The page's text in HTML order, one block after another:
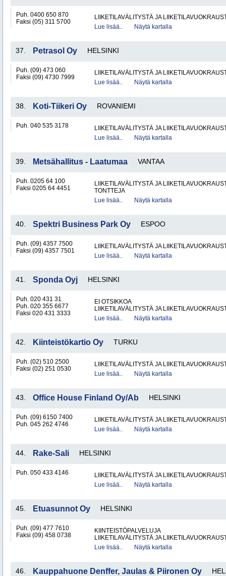
Puh. 0400 650 870
Faksi (05) 311 5700
LIIKETILAVÄLITYSTÄ JA
Lue lisää..
Näytä kartalla
37. Petrasol Oy HELSINKI
Puh. (09) 473 060
Faksi (09) 4730 7999
LIIKETILAVÄLITYSTÄ JA
Lue lisää..
Näytä kartalla
38. Koti-Tiikeri Oy ROVANIEMI
Puh. 040 535 3178
LIIKETILAVÄLITYSTÄ JA
Lue lisää..
Näytä kartalla
39. Metsähallitus - Laatumaa VANTAA
Puh. 0205 64 100
Faksi 0205 64 4451
LIIKETILAVÄLITYSTÄ JA
TONTTEJA
Lue lisää..
Näytä kartalla
40. Spektri Business Park Oy ESPOO
Puh. (09) 4357 7500
Faksi (09) 4357 7501
LIIKETILAVÄLITYSTÄ JA
Lue lisää..
Näytä kartalla
41. Sponda Oyj HELSINKI
Puh. 020 431 31
Puh. 020 355 6677
Faksi 020 431 3333
EI OTSIKKOA
LIIKETILAVÄLITYSTÄ JA
Lue lisää..
Näytä kartalla
42. Kiinteistökartio Oy TURKU
Puh. (02) 510 2500
Faksi (02) 251 0530
LIIKETILAVÄLITYSTÄ JA
Lue lisää..
Näytä kartalla
43. Office House Finland Oy/Ab HELSINKI
Puh. (09) 6150 7400
Puh. 045 262 4746
LIIKETILAVÄLITYSTÄ JA
Lue lisää..
Näytä kartalla
44. Rake-Sali HELSINKI
Puh. 050 433 4146
LIIKETILAVÄLITYSTÄ JA
Lue lisää..
Näytä kartalla
45. Etuasunnot Oy HELSINKI
Puh. (09) 477 7610
Faksi (09) 458 0738
KIINTEISTÖPALVELUJA
LIIKETILAVÄLITYSTÄ JA
Lue lisää..
Näytä kartalla
46. Kauppahuone Denffer, Jaulas & Piironen Oy